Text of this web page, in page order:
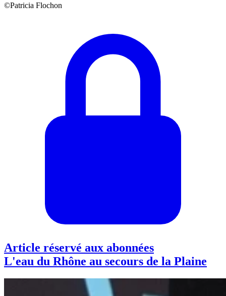
©Patricia Flochon
Article réservé aux abonnées
L'eau du Rhône au secours de la Plaine